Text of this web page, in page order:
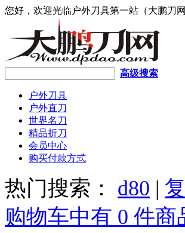
您好，欢迎光临户外刀具第一站（大鹏刀
高级搜索
户外刀具
户外直刀
世界名刀
精品折刀
会员中心
购买付款方式
热门搜索： d80 |
购物车中有 0 件商